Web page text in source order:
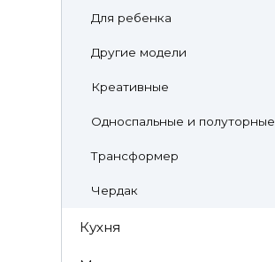
Для ребенка
Другие модели
Креативные
Односпальные и полуторные
Трансформер
Чердак
Кухня